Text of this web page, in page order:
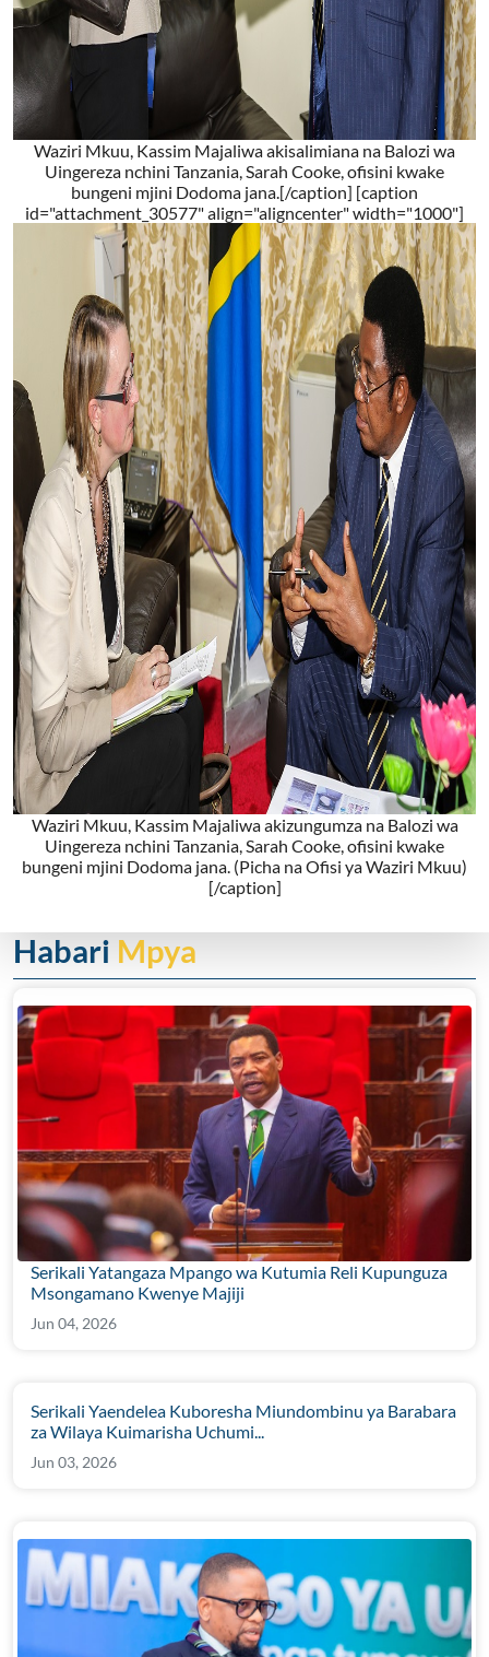
Waziri Mkuu, Kassim Majaliwa akisalimiana na Balozi wa
Uingereza nchini Tanzania, Sarah Cooke, ofisini kwake
bungeni mjini Dodoma jana.[/caption] [caption
id="attachment_30577" align="aligncenter" width="1000"]
Waziri Mkuu, Kassim Majaliwa akizungumza na Balozi wa
Uingereza nchini Tanzania, Sarah Cooke, ofisini kwake
bungeni mjini Dodoma jana. (Picha na Ofisi ya Waziri Mkuu)
[/caption]
Habari Mpya
Serikali Yatangaza Mpango wa Kutumia Reli Kupunguza
Msongamano Kwenye Majiji
Jun 04, 2026
Serikali Yaendelea Kuboresha Miundombinu ya Barabara
za Wilaya Kuimarisha Uchumi...
Jun 03, 2026